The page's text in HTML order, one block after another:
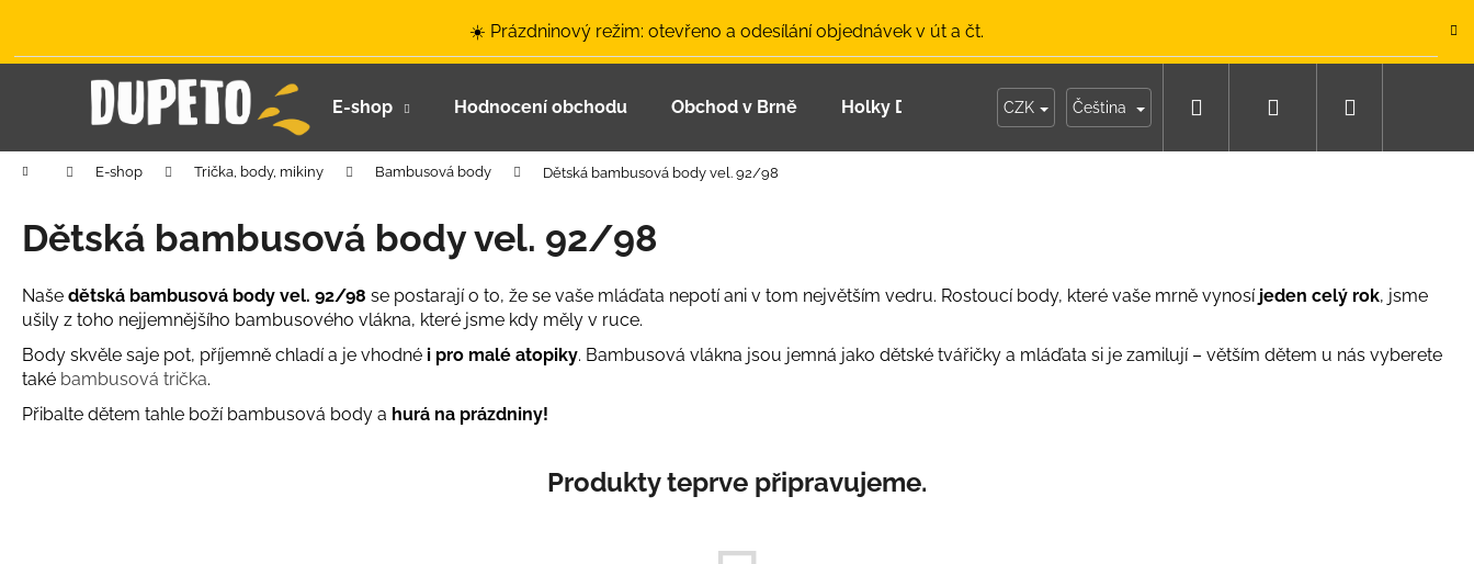
☀️ Prázdninový režim: otevřeno a odesílání objednávek v út a čt.
E-shop Hodnocení obchodu Obchod v Brně Holky Dupeťačky Moje objednávka
CZK Čeština Hledat Přihlášení
Domů E-shop Trička, body, mikiny Bambusová body Dětská bambusová body vel. 92/98
Dětská bambusová body vel. 92/98
Naše dětská bambusová body vel. 92/98 se postarají o to, že se vaše mláďata nepotí ani v tom největším vedru. Rostoucí body, které vaše mrně vynosí jeden celý rok, jsme
ušily z toho nejjemnějšího bambusového vlákna, které jsme kdy měly v ruce.
Body skvěle saje pot, příjemně chladí a je vhodné i pro malé atopiky. Bambusová vlákna jsou jemná jako dětské tvářičky a mláďata si je zamilují – větším dětem u nás vyberete
také bambusová trička.
Přibalte dětem tahle boží bambusová body a hurá na prázdniny!
Produkty teprve připravujeme.
š
Zpět
obchodu
Zpět
obchodu
Co potřebujete najít?
Doporučujeme
LETNÍ ČEPICE UV 30 SVĚTLE MODRÁ
BAMBUSOVÉ TRIKO NÁMOŘNICKÉ
PRUHY MODRÉ